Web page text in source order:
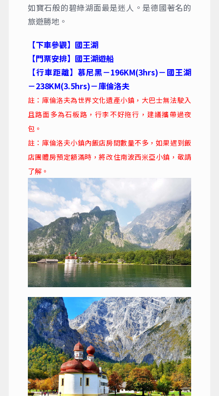
如寶石般的碧綠湖面最是迷人。是德國著名的
旅遊勝地。
【下車參觀】國王湖
【門票安排】國王湖遊船
【行車距離】慕尼黑－196KM(3hrs)－國王湖
－238KM(3.5hrs)－庫倫洛夫
註：庫倫洛夫為世界文化遺產小鎮，大巴士無法駛入
且路面多為石板路，行李不好拖行，建議攜帶過夜
包。
註：庫倫洛夫小鎮內飯店房間數量不多，如果遇到飯
店團體房預定額滿時，將改住南波西米亞小鎮，敬請
了解。